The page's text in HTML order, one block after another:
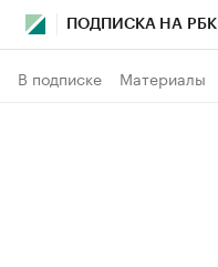
ПОДПИСКА НА РБК
В подписке Материалы